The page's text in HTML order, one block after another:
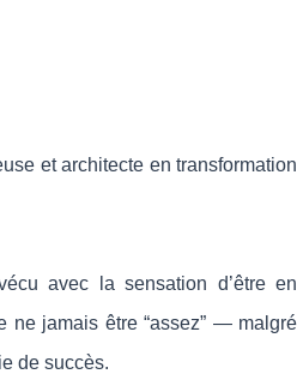
et architecte en transformation
avec la sensation d’être en
ne jamais être “assez” — malgré
de succès.